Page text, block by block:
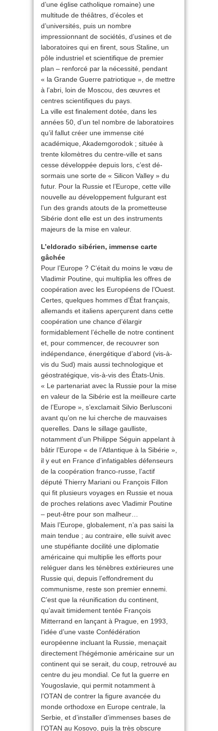
d’une église catholique romaine) une
multitude de théâtres, d’écoles et
d’universités, puis un nombre
impressionnant de sociétés, d’usines et de
laboratoires qui en firent, sous Staline, un
pôle industriel et scientifique de premier
plan – renforcé par la nécessité, pendant
« la Grande Guerre patriotique », de mettre
à l’abri, loin de Moscou, des œuvres et
centres scientifiques du pays.
La ville est finalement dotée, dans les
années 50, d’un tel nombre de laboratoires
qu’il fallut créer une immense cité
académique, Akademgorodok ; située à
trente kilomètres du centre-ville et sans
cesse développée depuis lors, c’est dé­
sormais une sorte de « Silicon Valley » du
futur. Pour la Russie et l’Europe, cette ville
nouvelle au développement fulgurant est
l’un des grands atouts de la prometteuse
Sibérie dont elle est un des instruments
majeurs de la mise en valeur.
L’eldorado sibérien, immense carte
gâchée
Pour l’Europe ? C’était du moins le vœu de
Vladimir Poutine, qui multiplia les offres de
coopération avec les Européens de l’Ouest.
Certes, quelques hommes d’État français,
allemands et italiens aperçurent dans cette
coopération une chance d’élargir
formidablement l’échelle de notre continent
et, pour commencer, de recouvrer son
indépendance, énergétique d’abord (vis-à-
vis du Sud) mais aussi technologique et
géostratégique, vis-à-vis des États-Unis.
« Le partenariat avec la Russie pour la mise
en valeur de la Sibérie est la meilleure carte
de l’Europe », s’exclamait Silvio Berlusconi
avant qu’on ne lui cherche de mauvaises
querelles. Dans le sillage gaulliste,
notamment d’un Philippe Séguin appelant à
bâtir l’Europe « de l’Atlantique à la Sibérie »,
il y eut en France d’infatigables défenseurs
de la coopération franco-russe, l’actif
député Thierry Mariani ou François Fillon
qui fit plusieurs voyages en Russie et noua
de proches relations avec Vladimir Poutine
– peut-être pour son malheur…
Mais l’Europe, globalement, n’a pas saisi la
main tendue ; au contraire, elle suivit avec
une stupéfiante docilité une diplomatie
américaine qui multiplie les efforts pour
reléguer dans les ténèbres extérieures une
Russie qui, depuis l’effondrement du
communisme, reste son premier ennemi.
C’est que la réunification du continent,
qu’avait timidement tentée François
Mitterrand en lançant à Prague, en 1993,
l’idée d’une vaste Confédération
européenne incluant la Russie, menaçait
directement l’hégémonie américaine sur un
continent qui se serait, du coup, retrouvé au
centre du jeu mondial. Ce fut la guerre en
Yougoslavie, qui permit notamment à
l’OTAN de contrer la figure avancée du
monde orthodoxe en Europe centrale, la
Serbie, et d’installer d’immenses bases de
l’OTAN au Kosovo, puis la très obscure